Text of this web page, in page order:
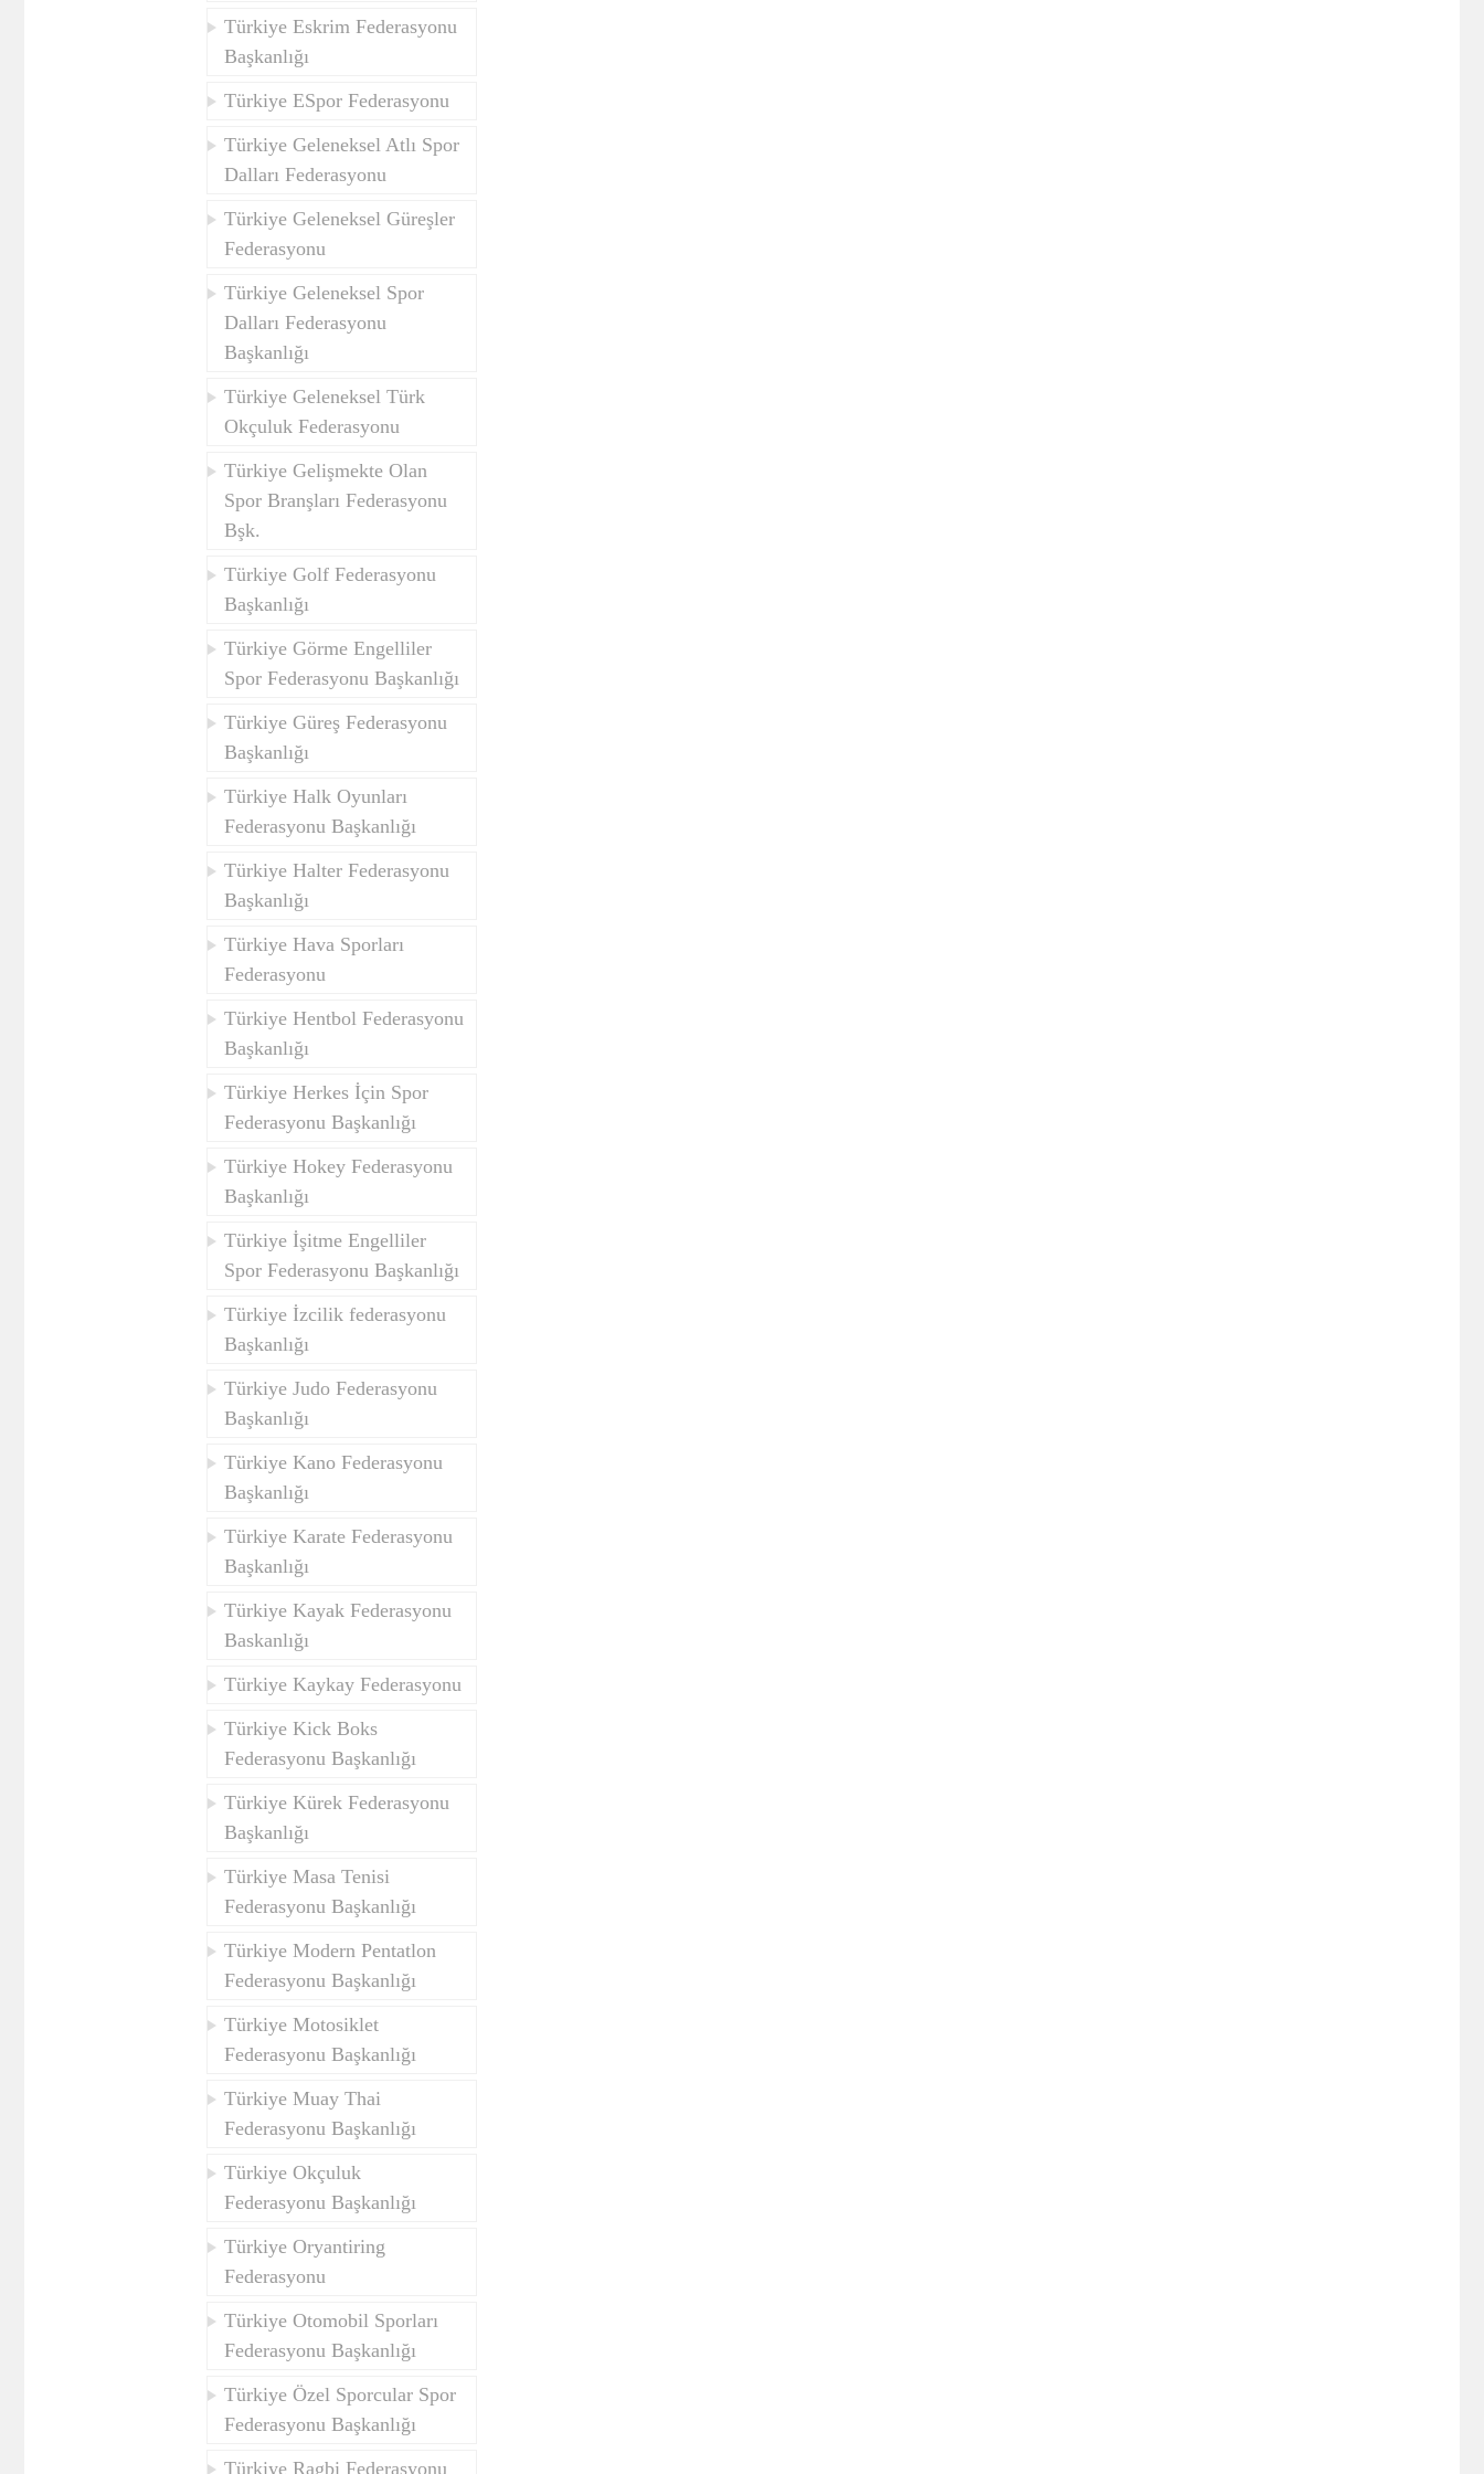
Türkiye Eskrim Federasyonu
Başkanlığı
Türkiye ESpor Federasyonu
Türkiye Geleneksel Atlı Spor
Dalları Federasyonu
Türkiye Geleneksel Güreşler
Federasyonu
Türkiye Geleneksel Spor
Dalları Federasyonu
Başkanlığı
Türkiye Geleneksel Türk
Okçuluk Federasyonu
Türkiye Gelişmekte Olan
Spor Branşları Federasyonu
Bşk.
Türkiye Golf Federasyonu
Başkanlığı
Türkiye Görme Engelliler
Spor Federasyonu Başkanlığı
Türkiye Güreş Federasyonu
Başkanlığı
Türkiye Halk Oyunları
Federasyonu Başkanlığı
Türkiye Halter Federasyonu
Başkanlığı
Türkiye Hava Sporları
Federasyonu
Türkiye Hentbol Federasyonu
Başkanlığı
Türkiye Herkes İçin Spor
Federasyonu Başkanlığı
Türkiye Hokey Federasyonu
Başkanlığı
Türkiye İşitme Engelliler
Spor Federasyonu Başkanlığı
Türkiye İzcilik federasyonu
Başkanlığı
Türkiye Judo Federasyonu
Başkanlığı
Türkiye Kano Federasyonu
Başkanlığı
Türkiye Karate Federasyonu
Başkanlığı
Türkiye Kayak Federasyonu
Baskanlığı
Türkiye Kaykay Federasyonu
Türkiye Kick Boks
Federasyonu Başkanlığı
Türkiye Kürek Federasyonu
Başkanlığı
Türkiye Masa Tenisi
Federasyonu Başkanlığı
Türkiye Modern Pentatlon
Federasyonu Başkanlığı
Türkiye Motosiklet
Federasyonu Başkanlığı
Türkiye Muay Thai
Federasyonu Başkanlığı
Türkiye Okçuluk
Federasyonu Başkanlığı
Türkiye Oryantiring
Federasyonu
Türkiye Otomobil Sporları
Federasyonu Başkanlığı
Türkiye Özel Sporcular Spor
Federasyonu Başkanlığı
Türkiye Ragbi Federasyonu